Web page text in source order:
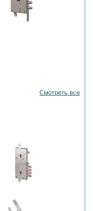
Смотреть все